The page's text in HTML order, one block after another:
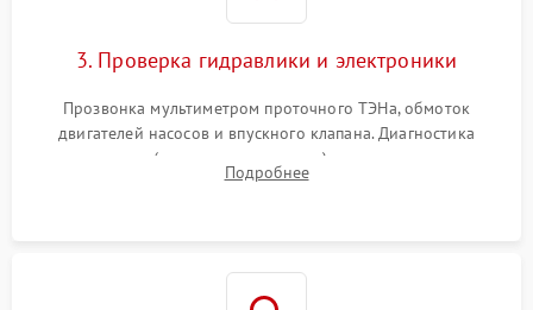
3. Проверка гидравлики и электроники
Прозвонка мультиметром проточного ТЭНа, обмоток
двигателей насосов и впускного клапана. Диагностика
прессостата (датчика уровня воды), датчика мутности,
концевика дверцы и электронного модуля управления.
Подробнее